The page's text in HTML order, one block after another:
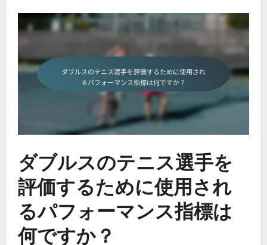
ダブルスのテニス選手を
評価するために使用され
るパフォーマンス指標は
何ですか？